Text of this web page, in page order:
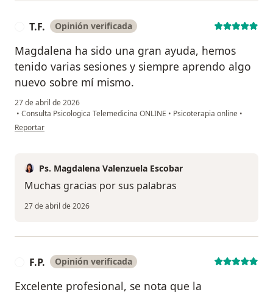
T.F. Opinión verificada
Magdalena ha sido una gran ayuda, hemos
tenido varias sesiones y siempre aprendo algo
nuevo sobre mí mismo.
27 de abril de 2026
• Consulta Psicologica Telemedicina ONLINE • Psicoterapia online •
en opinión del usuario T.F.
Reportar
Ps. Magdalena Valenzuela Escobar
Muchas gracias por sus palabras
27 de abril de 2026
F.P. Opinión verificada
Excelente profesional, se nota que la